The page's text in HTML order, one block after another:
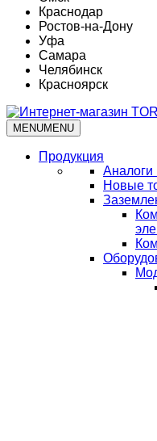
Краснодар
Ростов-на-Дону
Уфа
Самара
Челябинск
Красноярск
MENUMENU
Продукция
Аналоги
Новые